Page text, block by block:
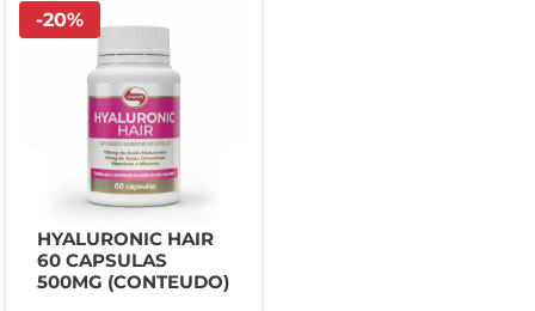
-20%
HYALURONIC HAIR
60 CAPSULAS
500MG (CONTEUDO)